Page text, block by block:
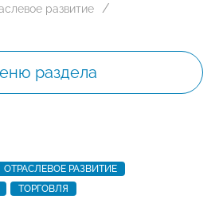
развитие
раздела
ОТРАСЛЕВОЕ РАЗВИТИЕ
ТОРГОВЛЯ